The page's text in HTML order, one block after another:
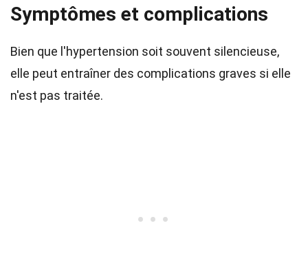
Symptômes et complications
Bien que l'hypertension soit souvent silencieuse,
elle peut entraîner des complications graves si elle
n'est pas traitée.